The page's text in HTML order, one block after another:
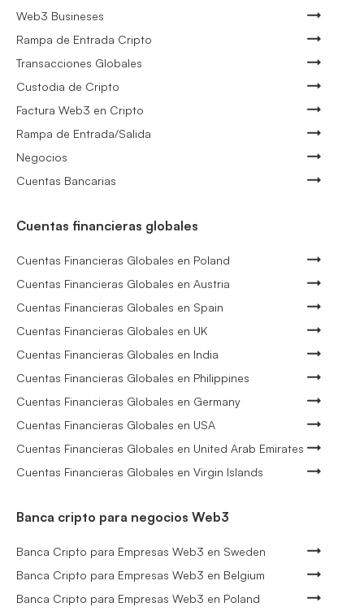
Web3 Busineses
Rampa de Entrada Cripto
Transacciones Globales
Custodia de Cripto
Factura Web3 en Cripto
Rampa de Entrada/Salida
Negocios
Cuentas Bancarias
Cuentas financieras globales
Cuentas Financieras Globales en Poland
Cuentas Financieras Globales en Austria
Cuentas Financieras Globales en Spain
Cuentas Financieras Globales en UK
Cuentas Financieras Globales en India
Cuentas Financieras Globales en Philippines
Cuentas Financieras Globales en Germany
Cuentas Financieras Globales en USA
Cuentas Financieras Globales en United Arab Emirates
Cuentas Financieras Globales en Virgin Islands
Banca cripto para negocios Web3
Banca Cripto para Empresas Web3 en Sweden
Banca Cripto para Empresas Web3 en Belgium
Banca Cripto para Empresas Web3 en Poland